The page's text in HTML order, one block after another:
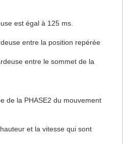
est égal à 125 ms.
entre la position repérée
entre le sommet de la
de la PHASE2 du mouvement
et la vitesse qui sont